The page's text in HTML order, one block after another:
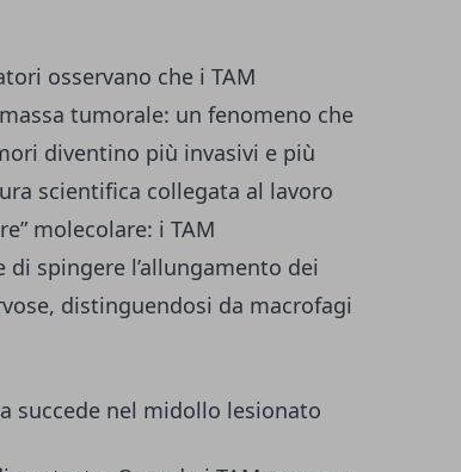
osservano che i TAM
tumorale: un fenomeno che
diventino più invasivi e più
scientifica collegata al lavoro
molecolare: i TAM
di spingere l’allungamento dei
distinguendosi da macrofagi
succede nel midollo lesionato